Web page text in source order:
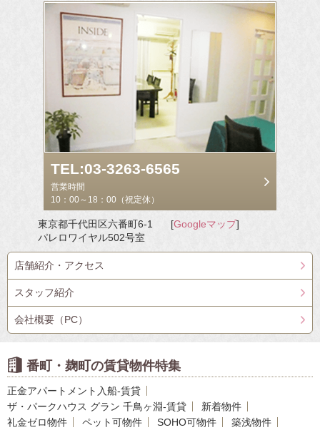
TEL:03-3263-6565
営業時間
10：00～18：00（祝定休）
東京都千代田区六番町6-1
パレロワイヤル502号室
[Googleマップ]
店舗紹介・アクセス
スタッフ紹介
会社概要（PC）
番町・麹町の賃貸物件特集
正金アパートメント入船-賃貸
ザ・パークハウス グラン 千鳥ヶ淵-賃貸
新着物件
礼金ゼロ物件
ペット可物件 SOHO可物件 築浅物件